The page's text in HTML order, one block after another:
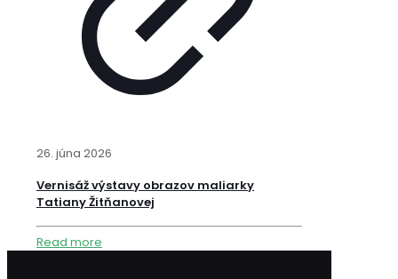
26. júna 2026
Vernisáž výstavy obrazov maliarky
Tatiany Žitňanovej
Read more